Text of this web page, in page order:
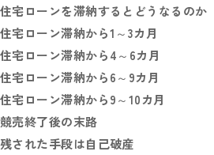
住宅ローンを滞納するとどうなるのか
住宅ローン滞納から1～3カ月
住宅ローン滞納から4～6カ月
住宅ローン滞納から6～9カ月
住宅ローン滞納から9～10カ月
競売終了後の末路
残された手段は自己破産